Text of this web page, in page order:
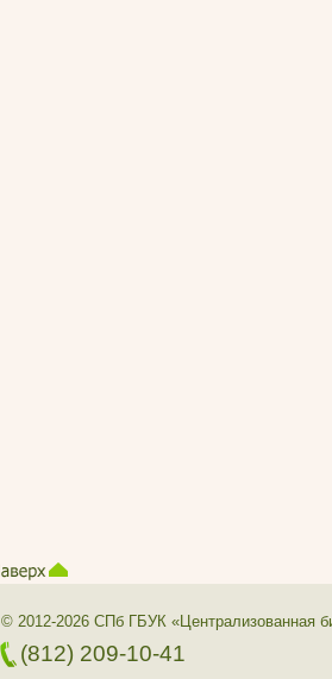
© 2012-2026 СПб ГБУК «Централизованная
(812) 209-10-41